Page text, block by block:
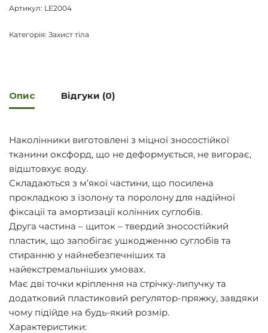
Артикул: LE2004
Категорія: Захист тіла
Опис Відгуки (0)
Наколінники виготовлені з міцної зносостійкої
тканини оксфорд, що не деформується, не вигорає,
відштовхує воду.
Складаються з м’якої частини, що посилена
прокладкою з ізолону та поролону для надійної
фіксації та амортизації колінних суглобів.
Друга частина – щиток – твердий зносостійкий
пластик, що запобігає ушкодженню суглобів та
стиранню у найнебезпечніших та
найекстремальніших умовах.
Має дві точки кріплення на стрічку-липучку та
додатковий пластиковий регулятор-пряжку, завдяки
чому підійде на будь-який розмір.
Характеристики: